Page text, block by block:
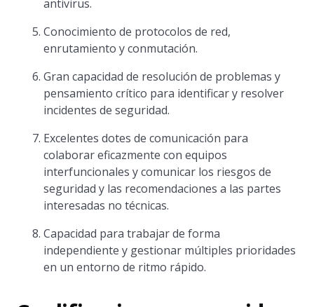
antivirus.
Conocimiento de protocolos de red,
enrutamiento y conmutación.
Gran capacidad de resolución de problemas y
pensamiento crítico para identificar y resolver
incidentes de seguridad.
Excelentes dotes de comunicación para
colaborar eficazmente con equipos
interfuncionales y comunicar los riesgos de
seguridad y las recomendaciones a las partes
interesadas no técnicas.
Capacidad para trabajar de forma
independiente y gestionar múltiples prioridades
en un entorno de ritmo rápido.